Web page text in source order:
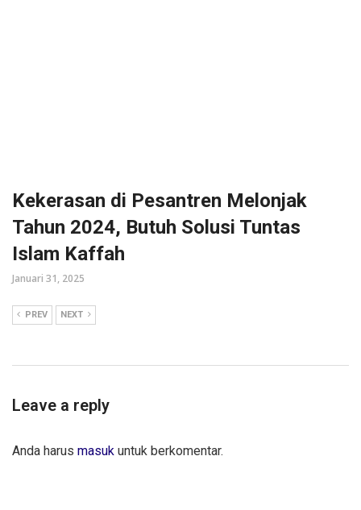
Kekerasan di Pesantren Melonjak
Tahun 2024, Butuh Solusi Tuntas
Islam Kaffah
Januari 31, 2025
PREV NEXT
Leave a reply
Anda harus masuk untuk berkomentar.